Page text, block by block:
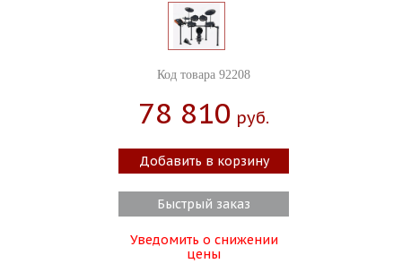
Код товара 92208
78 810 Руб.
Добавить в корзину
Быстрый заказ
Уведомить о снижении
цены